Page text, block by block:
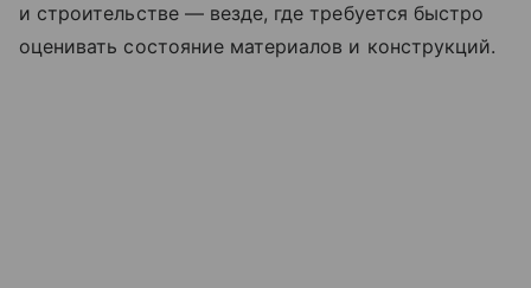
и строительстве — везде, где требуется быстро
оценивать состояние материалов и конструкций.